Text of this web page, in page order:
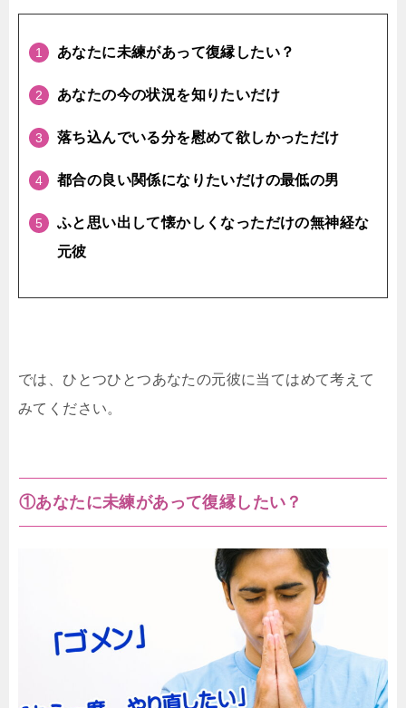
あなたに未練があって復縁したい？
あなたの今の状況を知りたいだけ
落ち込んでいる分を慰めて欲しかっただけ
都合の良い関係になりたいだけの最低の男
ふと思い出して懐かしくなっただけの無神経な
元彼
では、ひとつひとつあなたの元彼に当てはめて考えて
みてください。
①あなたに未練があって復縁したい？